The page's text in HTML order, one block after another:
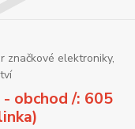
značkové elektroniky,
obchod /: 605